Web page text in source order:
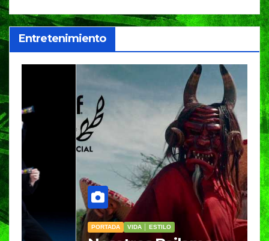
Entretenimiento
VIDA │ ESTILO